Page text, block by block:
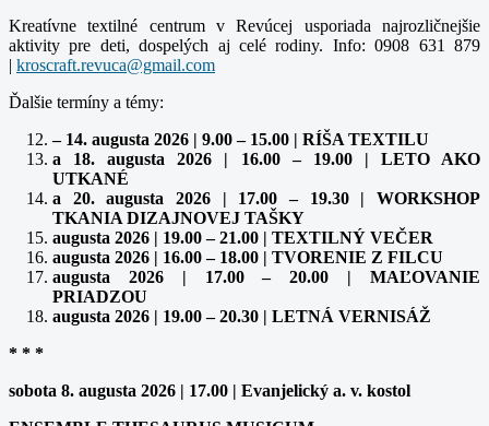
Kreatívne textilné centrum v Revúcej usporiada najrozličnejšie
aktivity pre deti, dospelých aj celé rodiny. Info: 0908 631 879
|
Ďalšie termíny a témy:
– 14. augusta 2026 | 9.00 – 15.00 | RÍŠA TEXTILU
a 18. augusta 2026 | 16.00 – 19.00 | LETO AKO
UTKANÉ
a 20. augusta 2026 | 17.00 – 19.30 | WORKSHOP
TKANIA DIZAJNOVEJ TAŠKY
augusta 2026 | 19.00 – 21.00 | TEXTILNÝ VEČER
augusta 2026 | 16.00 – 18.00 | TVORENIE Z FILCU
augusta 2026 | 17.00 – 20.00 | MAĽOVANIE
PRIADZOU
augusta 2026 | 19.00 – 20.30 | LETNÁ VERNISÁŽ
* * *
sobota 8. augusta 2026 | 17.00 | Evanjelický a. v. kostol